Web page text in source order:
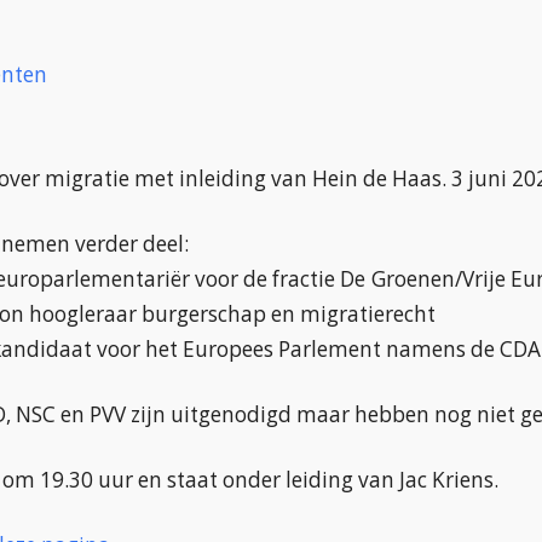
migratie met inleiding van Hein de Haas. 3 juni
verder deel:
voor de fractie De Groenen/Vrije
hoogleraar burgerschap en migratierecht
voor het Europees Parlement namens de
NSC en PVV zijn uitgenodigd maar hebben nog niet
19.30 uur en staat onder leiding van Jac Kriens.